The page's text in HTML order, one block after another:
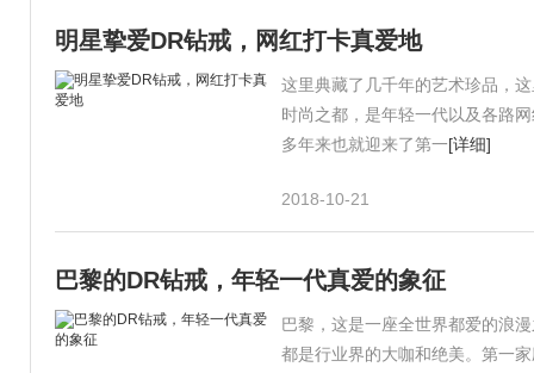
明星挚爱DR钻戒，网红打卡真爱地
这里典藏了几千年的艺术珍品，
时尚之都，是年轻一代以及各路
多年来也就迎来了第一[详细]
2018-10-21
巴黎的DR钻戒，年轻一代真爱的象征
巴黎，这是一座全世界都爱的浪
都是行业界的大咖和绝美。第一